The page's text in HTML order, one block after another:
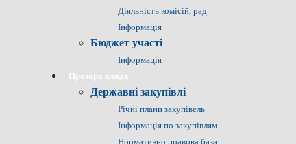
Діяльність комісій, рад
Інформація
Бюджет участі
Інформація
Прозора влада
Державні закупівлі
Річні плани закупівель
Інформація по закупівлям
Нормативно правова база